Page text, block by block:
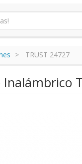
TRUST 24727